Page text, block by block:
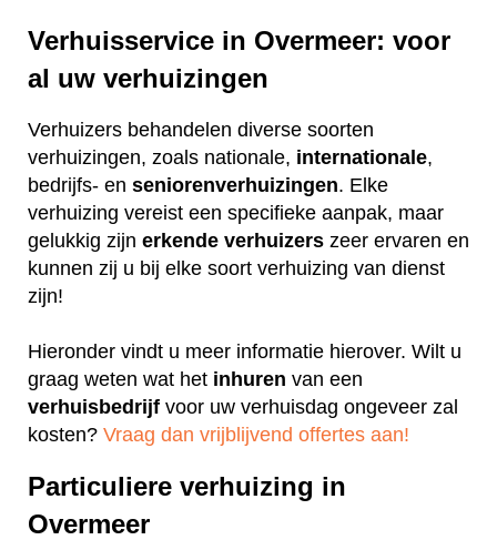
Verhuisservice in Overmeer: voor
al uw verhuizingen
Verhuizers behandelen diverse soorten
verhuizingen, zoals nationale, internationale,
bedrijfs- en seniorenverhuizingen. Elke
verhuizing vereist een specifieke aanpak, maar
gelukkig zijn erkende verhuizers zeer ervaren en
kunnen zij u bij elke soort verhuizing van dienst
zijn!
Hieronder vindt u meer informatie hierover. Wilt u
graag weten wat het inhuren van een
verhuisbedrijf voor uw verhuisdag ongeveer zal
kosten? Vraag dan vrijblijvend offertes aan!
Particuliere verhuizing in
Overmeer